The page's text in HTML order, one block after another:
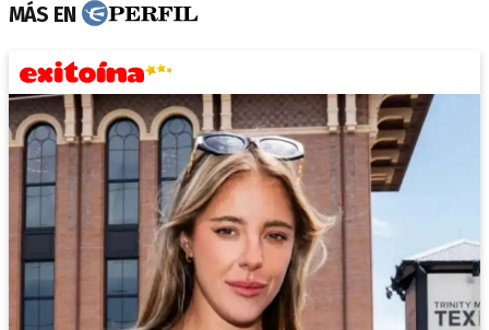
MÁS EN